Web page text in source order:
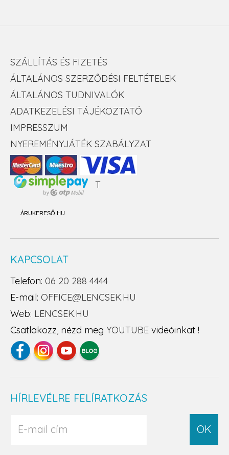
SZÁLLÍTÁS ÉS FIZETÉS
ÁLTALÁNOS SZERZŐDÉSI FELTÉTELEK
ÁLTALÁNOS TUDNIVALÓK
ADATKEZELÉSI TÁJÉKOZTATÓ
IMPRESSZUM
NYEREMÉNYJÁTÉK SZABÁLYZAT
T
ÁRUKERESŐ.HU
KAPCSOLAT
Telefon: 06 20 288 4444
E-mail: OFFICE@LENCSEK.HU
Web: LENCSEK.HU
Csatlakozz, nézd meg YOUTUBE videóinkat !
HÍRLEVÉLRE FELÍRATKOZÁS
OK